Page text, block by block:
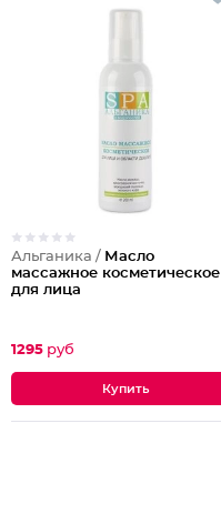
Альганика / Масло
массажное косметическое
для лица
1295 руб